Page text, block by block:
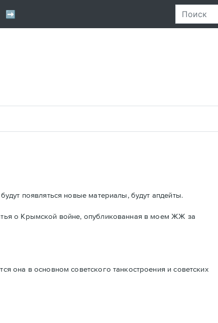
появляться новые материалы, будут апдейты.
о Крымской войне, опубликованная в моем ЖЖ за
она в основном советского танкостроения и советских